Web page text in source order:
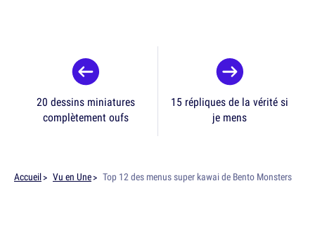
20 dessins miniatures
complètement oufs
15 répliques de la vérité si
je mens
Accueil Vu en Une Top 12 des menus super kawai de Bento Monsters